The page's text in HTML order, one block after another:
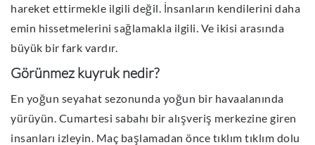
hareket ettirmekle ilgili değil. İnsanların kendilerini daha
emin hissetmelerini sağlamakla ilgili. Ve ikisi arasında
büyük bir fark vardır.
Görünmez kuyruk nedir?
En yoğun seyahat sezonunda yoğun bir havaalanında
yürüyün. Cumartesi sabahı bir alışveriş merkezine giren
insanları izleyin. Maç başlamadan önce tıklım tıklım dolu